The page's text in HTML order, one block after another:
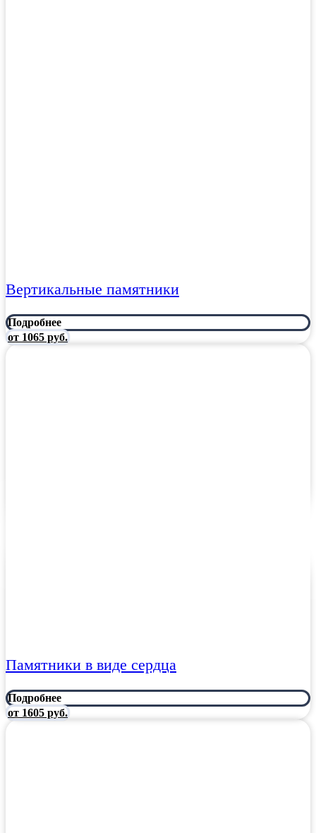
Вертикальные памятники
Подробнее
от 1065 руб.
Памятники в виде сердца
Подробнее
от 1605 руб.